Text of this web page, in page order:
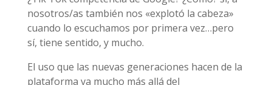
nosotros/as también nos «explotó la cabeza»
cuando lo escuchamos por primera vez…pero
sí, tiene sentido, y mucho.
El uso que las nuevas generaciones hacen de la
plataforma va mucho más allá del